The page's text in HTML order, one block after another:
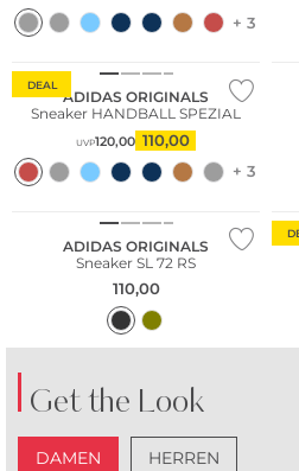
+ 3
DEAL
ADIDAS ORIGINALS
Sneaker HANDBALL SPEZIAL
UVP120,00 110,00
+ 3
NEU
ADIDAS ORIGINALS
Sneaker SL 72 RS
110,00
Get the Look
DAMEN HERREN